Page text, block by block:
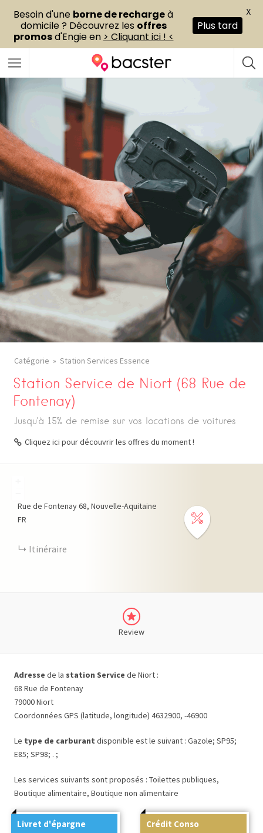
Catégorie Station Services Essence
Station Service de Niort (68 Rue de
Fontenay)
Jusqu'à 15% de remise sur vos locations de voitures
Cliquez ici pour découvrir les offres du moment !
Rue de Fontenay68 Nouvelle-Aquitaine
FR
Itinéraire
Review
Adresse de la station Service de Niort :
68 Rue de Fontenay
79000 Niort
Coordonnées GPS (latitude, longitude) 4632900, -46900
Le type de carburant disponible est le suivant : Gazole; SP95;
E85; SP98; . ;
Les services suivants sont proposés : Toilettes publiques,
Boutique alimentaire, Boutique non alimentaire
Livret d'épargne Crédit Conso
Besoin d'une borne de rechargeà
domicile ? Découvrez les offres
promosd'Engie en > Cliquant ici ! <
Plus tard
X